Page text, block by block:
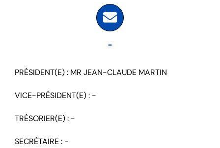
-
PRÉSIDENT(E) : MR JEAN-CLAUDE MARTIN
VICE-PRÉSIDENT(E) : -
TRÉSORIER(E) : -
SECRÉTAIRE : -